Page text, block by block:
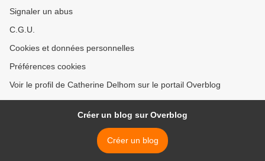
Signaler un abus
C.G.U.
Cookies et données personnelles
Préférences cookies
Voir le profil de Catherine Delhom sur le portail Overblog
Créer un blog sur Overblog
Créer un blog